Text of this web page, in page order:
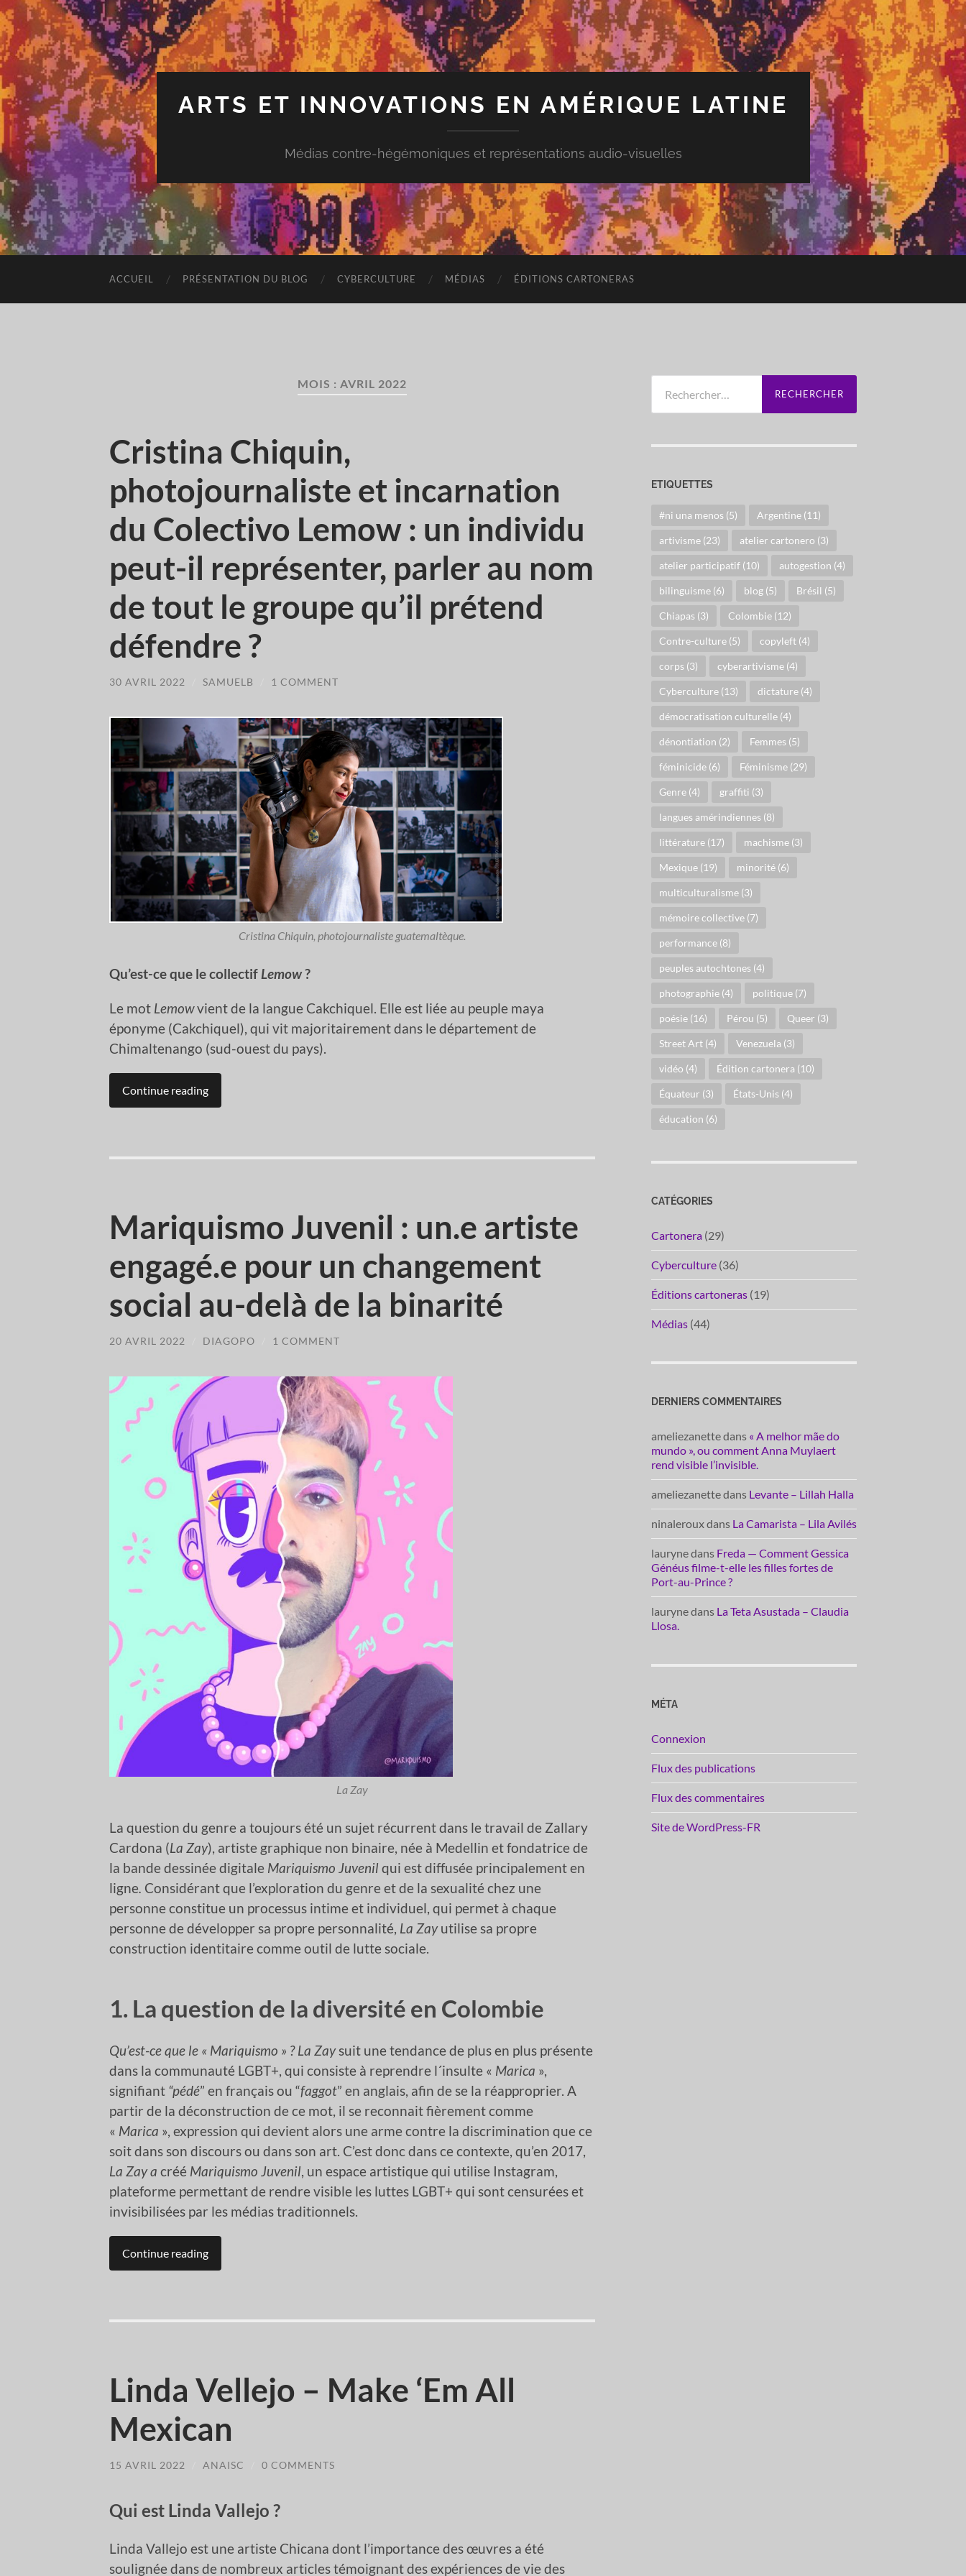
ARTS ET INNOVATIONS EN AMÉRIQUE LATINE
Médias contre-hégémoniques et représentations audio-visuelles
ACCUEIL PRÉSENTATION DU BLOG CYBERCULTURE MÉDIAS ÉDITIONS CARTONERAS
MOIS : AVRIL 2022
Cristina Chiquin,
photojournaliste et incarnation
du Colectivo Lemow : un individu
peut-il représenter, parler au nom
de tout le groupe qu’il prétend
défendre ?
30 AVRIL 2022 SAMUELB 1 COMMENT
Cristina Chiquin, photojournaliste guatemaltèque.
Qu’est-ce que le collectif Lemow?
Le mot Lemowvient de la langue Cakchiquel. Elle est liée au peuple maya
éponyme (Cakchiquel), qui vit majoritairement dans le département de
Chimaltenango (sud-ouest du pays).
Continue reading
Mariquismo Juvenil : un.e artiste
engagé.e pour un changement
social au-delà de la binarité
20 AVRIL 2022 DIAGOPO 1 COMMENT
La Zay
La question du genre a toujours été un sujet récurrent dans le travail de Zallary
Cardona (La Zay), artiste graphique non binaire, née à Medellin et fondatrice de
la bande dessinée digitale Mariquismo Juvenil qui est diffusée principalement en
ligne. Considérant que l’exploration du genre et de la sexualité chez une
personne constitue un processus intime et individuel, qui permet à chaque
personne de développer sa propre personnalité, La Zayutilise sa propre
construction identitaire comme outil de lutte sociale.
1. La question de la diversité en Colombie
Qu’est-ce que le « Mariquismo » ? La Zaysuit une tendance de plus en plus présente
dans la communauté LGBT+, qui consiste à reprendre l´insulte « Marica »,
signifiant “pédé” en français ou “faggot” en anglais, afin de se la réapproprier. A
partir de la déconstruction de ce mot, il se reconnait fièrement comme
« Marica », expression qui devient alors une arme contre la discrimination que ce
soit dans son discours ou dans son art. C’est donc dans ce contexte, qu’en 2017,
La Zay a créé Mariquismo Juvenil, un espace artistique qui utilise Instagram,
plateforme permettant de rendre visible les luttes LGBT+ qui sont censurées et
invisibilisées par les médias traditionnels.
Continue reading
Linda Vellejo – Make ‘Em All
Mexican
15 AVRIL 2022 ANAISC 0 COMMENTS
Qui est Linda Vallejo ?
Linda Vallejo est une artiste Chicana dont l’importance des œuvres a été
soulignée dans de nombreux articles témoignant des expériences de vie des
ETIQUETTES
#ni una menos (5) Argentine (11)
artivisme (23) atelier cartonero (3)
atelier participatif (10) autogestion (4)
bilinguisme (6) blog (5) Brésil (5)
Chiapas (3) Colombie (12)
Contre-culture (5) copyleft (4)
corps (3) cyberartivisme (4)
Cyberculture (13) dictature (4)
démocratisation culturelle (4)
dénontiation (2) Femmes (5)
féminicide (6) Féminisme (29)
Genre (4) graffiti (3)
langues amérindiennes (8)
littérature (17) machisme (3)
Mexique (19) minorité (6)
multiculturalisme (3)
mémoire collective (7)
performance (8)
peuples autochtones (4)
photographie (4) politique (7)
poésie (16) Pérou (5) Queer (3)
Street Art (4) Venezuela (3)
vidéo (4) Édition cartonera (10)
Équateur (3) États-Unis (4)
éducation (6)
CATÉGORIES
Cartonera (29)
Cyberculture (36)
Éditions cartoneras (19)
Médias (44)
DERNIERS COMMENTAIRES
ameliezanettedans « A melhor mãe do
mundo », ou comment Anna Muylaert
rend visible l’invisible.
ameliezanettedans Levante – Lillah Halla
ninalerouxdans La Camarista – Lila Avilés
laurynedans Freda — Comment Gessica
Généus filme-t-elle les filles fortes de
Port-au-Prince ?
laurynedans La Teta Asustada – Claudia
Llosa.
MÉTA
Connexion
Flux des publications
Flux des commentaires
Site de WordPress-FR